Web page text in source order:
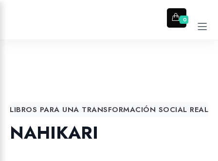
0
LIBROS PARA UNA TRANSFORMACIÓN SOCIAL REAL
NAHIKARI